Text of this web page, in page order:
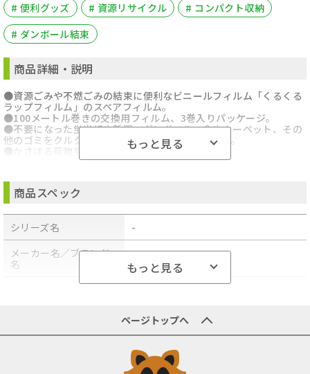
# 便利グッズ
# 資源リサイクル
# コンパクト収納
# ダンボール結束
商品詳細・説明
●資源ごみや不燃ごみの結束に便利なビニールフィルム「くるくる
ラップフィルム」のスペアフィルム。
●100メートル巻きの交換用フィルム、3巻入りパッケージ。
●不要になった蛍光灯や新聞、ダンボール、傘やカーペット、その
他のゴミをクルクル巻いてまとめられる結束テープ。
●かさばる荷物をクルクル巻いてまとめられる。
●1巻あたりサイズ(約)直径7×フィルム幅5cm
●1巻あたり重量(約)110g
●生産国:中国
もっと見る
商品スペック
シリーズ名
-
メーカー名／ブランド
名
-
生活雑貨
もっと見る
ページトップへ